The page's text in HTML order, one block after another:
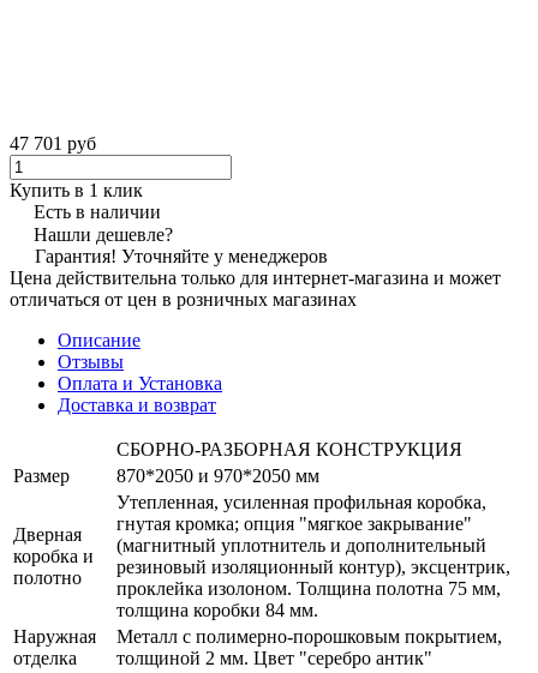
47 701 руб
Купить в 1 клик
Есть в наличии
Нашли дешевле?
Гарантия! Уточняйте у менеджеров
Цена действительна только для интернет-магазина и может
отличаться от цен в розничных магазинах
Описание
Отзывы
Оплата и Установка
Доставка и возврат
СБОРНО-РАЗБОРНАЯ КОНСТРУКЦИЯ
Размер
870*2050 и 970*2050 мм
Дверная
коробка и
полотно
Утепленная, усиленная профильная коробка,
гнутая кромка; опция "мягкое закрывание"
(магнитный уплотнитель и дополнительный
резиновый изоляционный контур), эксцентрик,
проклейка изолоном. Толщина полотна 75 мм,
толщина коробки 84 мм.
Наружная
отделка
Металл с полимерно-порошковым покрытием,
толщиной 2 мм. Цвет "серебро антик"